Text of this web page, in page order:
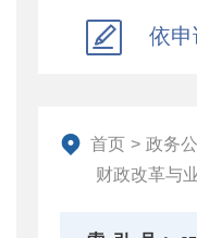
乡村振兴
资产监督管
金融工作
依
首页 > 政务
财政改革与